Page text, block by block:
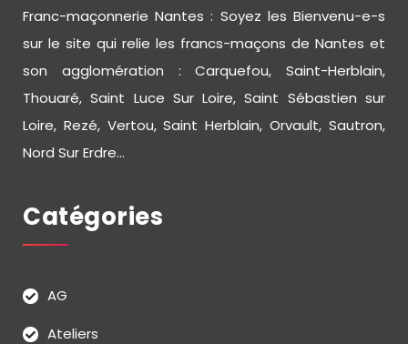
Franc-maçonnerie Nantes : Soyez les Bienvenu-e-s
sur le site qui relie les francs-maçons de Nantes et
son agglomération : Carquefou, Saint-Herblain,
Thouaré, Saint Luce Sur Loire, Saint Sébastien sur
Loire, Rezé, Vertou, Saint Herblain, Orvault, Sautron,
Nord Sur Erdre...
Catégories
AG
Ateliers